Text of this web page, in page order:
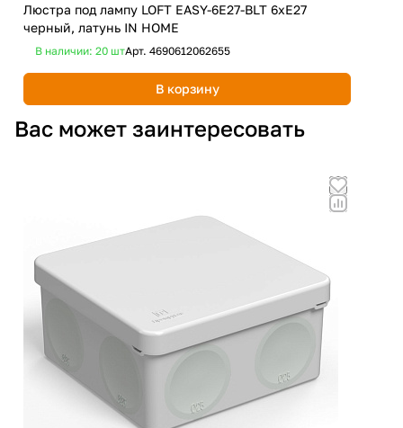
Люстра под лампу LOFT EASY-6E27-BLT 6хЕ27
черный, латунь IN HOME
В наличии: 20 штАрт. 4690612062655
В корзину
Вас может заинтересовать